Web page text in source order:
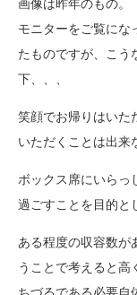
画像は昨年のもの。
モニターをご覧にな
たものですが、こう
下、、、
笑顔でお帰りはいた
いただくことは出来
ボックス席にいらっ
過ごすことを目的と
ある程度の収容数が
うことで考えると高
ちづるである必要自